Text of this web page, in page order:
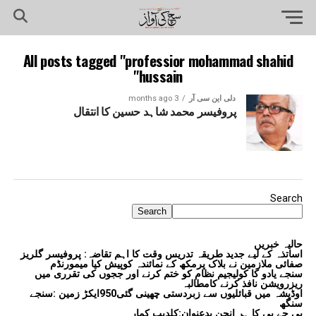
All posts tagged "professior mohammad shahid
hussain"
دلی این سی آر 3 months ago
پروفیسر محمد شاہد حسین کا انتقال
Search
Search
حالیہ خبریں
اساتذہ کے لیے جدید طریقہ تدریس وقت کا اہم تقاضہ: پروفیسر گلریز
صفائی ملازمین نے بلاک پرمکھ کے نمائندہ کوپیش کیا میمورنڈم
سنجے یادو کا کولیجیم نظام کو ختم کرنے اور ججوں کی تقرری میں
ریزرویشن نافذ کرنے کامطالبہ
اوڈیشہ میں قبائلیوں سے زبردستی چھینی گئی950ایکڑ زمین :سنجے
سنگھ
بی جے پی کا ہر انجن بدعنوان:کلدیپ کمار